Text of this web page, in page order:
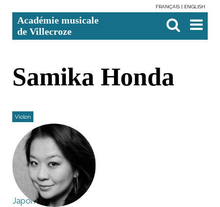
contenu.
Aller
à
personnels
FRANÇAIS ENGLISH
Académie musicale
de Villecroze

avancée…
Samika Honda
Violon
Japon